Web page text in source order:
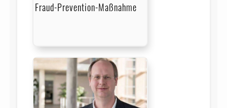
Fraud-Prevention-Maßnahme